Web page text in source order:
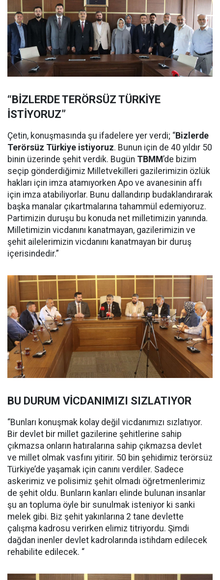
“BİZLERDE TERÖRSÜZ TÜRKİYE
İSTİYORUZ”
Çetin, konuşmasında şu ifadelere yer verdi; “Bizlerde
Terörsüz Türkiye istiyoruz. Bunun için de 40 yıldır 50
binin üzerinde şehit verdik. Bugün TBMM’de bizim
seçip gönderdiğimiz Milletvekilleri gazilerimizin özlük
hakları için imza atamıyorken Apo ve avanesinin affı
için imza atabiliyorlar. Bunu dallandırıp budaklandırarak
başka manalar çıkartmalarına tahammül edemiyoruz.
Partimizin duruşu bu konuda net milletimizin yanında.
Milletimizin vicdanını kanatmayan, gazilerimizin ve
şehit ailelerimizin vicdanını kanatmayan bir duruş
içerisindedir.”
BU DURUM VİCDANIMIZI SIZLATIYOR
“Bunları konuşmak kolay değil vicdanımızı sızlatıyor.
Bir devlet bir millet gazilerine şehitlerine sahip
çıkmazsa onların hatıralarına sahip çıkmazsa devlet
ve millet olmak vasfını yitirir. 50 bin şehidimiz terörsüz
Türkiye’de yaşamak için canını verdiler. Sadece
askerimiz ve polisimiz şehit olmadı öğretmenlerimiz
de şehit oldu. Bunların kanları elinde bulunan insanlar
şu an topluma öyle bir sunulmak isteniyor ki sanki
melek gibi. Biz şehit yakınlarına 2 tane devlette
çalışma kadrosu verirken elimiz titriyordu. Şimdi
dağdan inenler devlet kadrolarında istihdam edilecek
rehabilite edilecek. “